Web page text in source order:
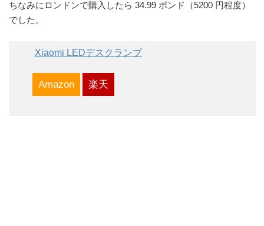
ちなみにロンドンで購入したら 34.99 ポンド（5200 円程度）
でした。
Xiaomi LEDデスクランプ
Amazon 楽天